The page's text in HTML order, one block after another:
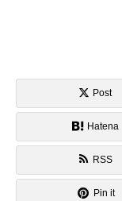
Post
Hatena
RSS
Pin it